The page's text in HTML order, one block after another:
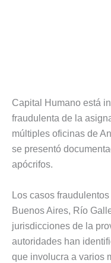
Capital Humano está
fraudulenta de la
múltiples oficinas de
se presentó
apócrifos.
Los casos
Buenos Aires, Río
jurisdicciones de la
autoridades han
que involucra a varios